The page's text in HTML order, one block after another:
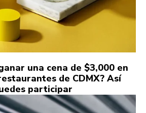
una cena de $3,000 en
de CDMX? Así
participar